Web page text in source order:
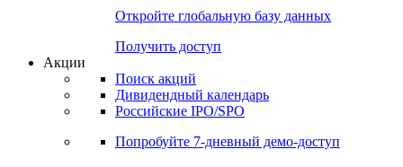
Откройте глобальную базу данных
Получить доступ
Акции
Поиск акций
Дивидендный календарь
Российские IPO/SPO
Попробуйте 7-дневный демо-доступ